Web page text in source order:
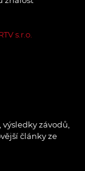
s.r.o.
závodů,
články ze